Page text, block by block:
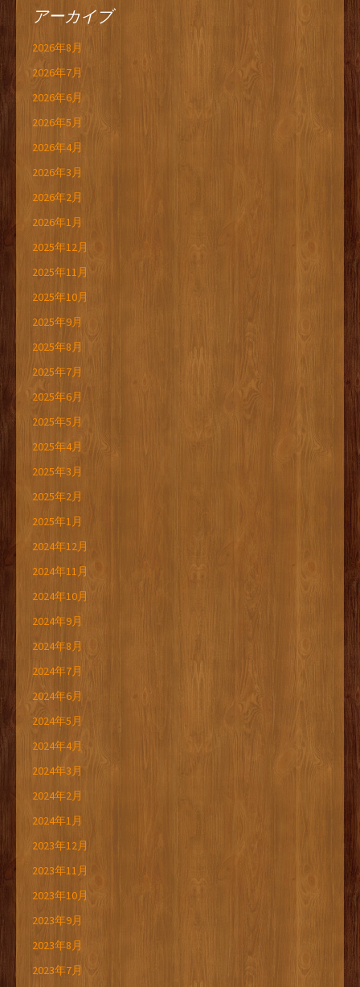
アーカイブ
2026年8月
2026年7月
2026年6月
2026年5月
2026年4月
2026年3月
2026年2月
2026年1月
2025年12月
2025年11月
2025年10月
2025年9月
2025年8月
2025年7月
2025年6月
2025年5月
2025年4月
2025年3月
2025年2月
2025年1月
2024年12月
2024年11月
2024年10月
2024年9月
2024年8月
2024年7月
2024年6月
2024年5月
2024年4月
2024年3月
2024年2月
2024年1月
2023年12月
2023年11月
2023年10月
2023年9月
2023年8月
2023年7月